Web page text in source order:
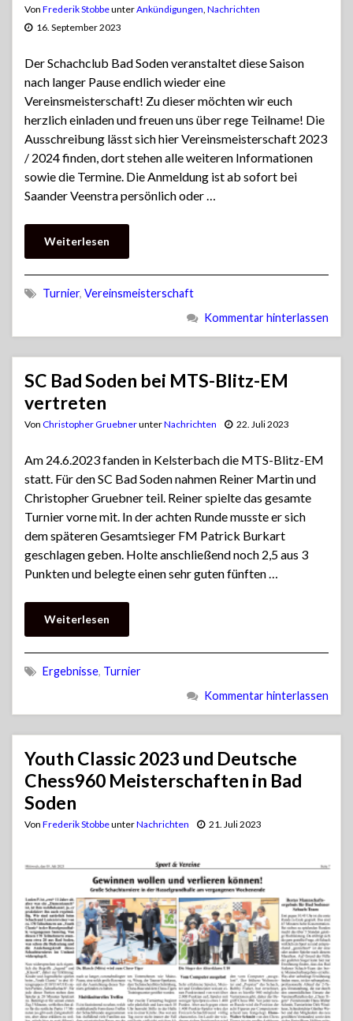
Von Frederik StobbeunterAnkündigungen, Nachrichten
16. September 2023
Der Schachclub Bad Soden veranstaltet diese Saison
nach langer Pause endlich wieder eine
Vereinsmeisterschaft! Zu dieser möchten wir euch
herzlich einladen und freuen uns über rege Teilname! Die
Ausschreibung lässt sich hier Vereinsmeisterschaft 2023
/ 2024 finden, dort stehen alle weiteren Informationen
sowie die Termine. Die Anmeldung ist ab sofort bei
Saander Veenstra persönlich oder …
Weiterlesen
Turnier, Vereinsmeisterschaft
Kommentar hinterlassen
SC Bad Soden bei MTS-Blitz-EM
vertreten
Von Christopher GruebnerunterNachrichten 22. Juli 2023
Am 24.6.2023 fanden in Kelsterbach die MTS-Blitz-EM
statt. Für den SC Bad Soden nahmen Reiner Martin und
Christopher Gruebner teil. Reiner spielte das gesamte
Turnier vorne mit. In der achten Runde musste er sich
dem späteren Gesamtsieger FM Patrick Burkart
geschlagen geben. Holte anschließend noch 2,5 aus 3
Punkten und belegte einen sehr guten fünften …
Weiterlesen
Ergebnisse, Turnier
Kommentar hinterlassen
Youth Classic 2023 und Deutsche
Chess960 Meisterschaften in Bad
Soden
Von Frederik StobbeunterNachrichten 21. Juli 2023